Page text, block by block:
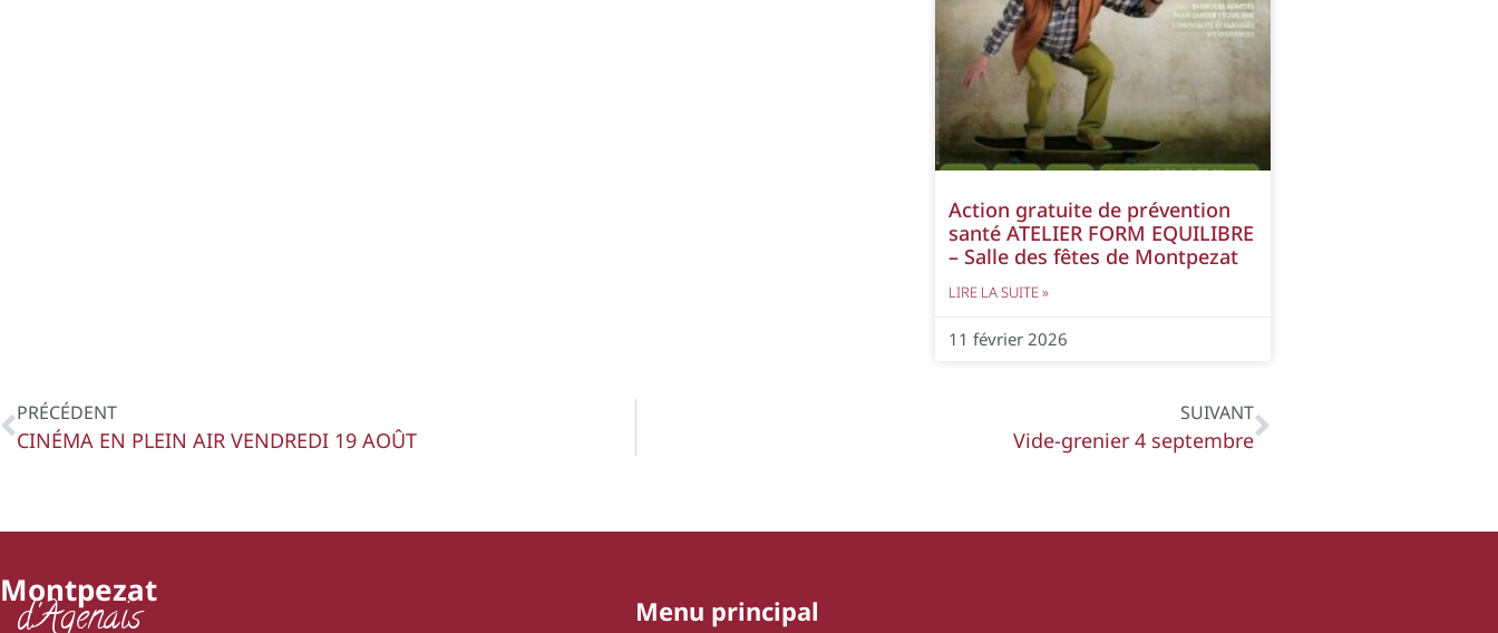
Action gratuite de prévention
santé ATELIER FORM EQUILIBRE
– Salle des fêtes de Montpezat
LIRE LA SUITE »
11 février 2026
PRÉCÉDENT
CINÉMA EN PLEIN AIR VENDREDI 19 AOÛT
SUIVANT
Vide-grenier 4 septembre
Montpezat
d'Agenais Menu principal